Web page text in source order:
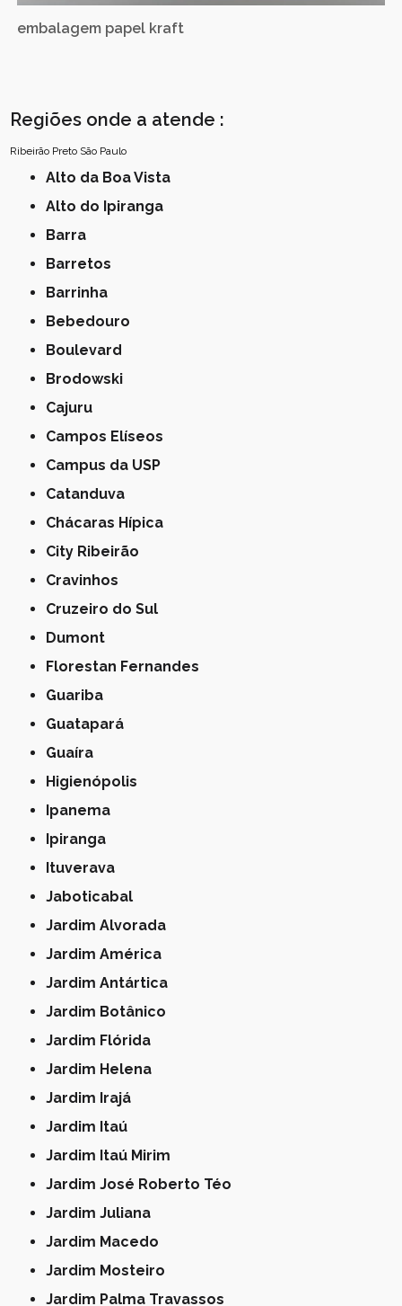
embalagem papel kraft
Regiões onde a atende :
Ribeirão Preto São Paulo
Alto da Boa Vista
Alto do Ipiranga
Barra
Barretos
Barrinha
Bebedouro
Boulevard
Brodowski
Cajuru
Campos Elíseos
Campus da USP
Catanduva
Chácaras Hípica
City Ribeirão
Cravinhos
Cruzeiro do Sul
Dumont
Florestan Fernandes
Guariba
Guatapará
Guaíra
Higienópolis
Ipanema
Ipiranga
Ituverava
Jaboticabal
Jardim Alvorada
Jardim América
Jardim Antártica
Jardim Botânico
Jardim Flórida
Jardim Helena
Jardim Irajá
Jardim Itaú
Jardim Itaú Mirim
Jardim José Roberto Téo
Jardim Juliana
Jardim Macedo
Jardim Mosteiro
Jardim Palma Travassos